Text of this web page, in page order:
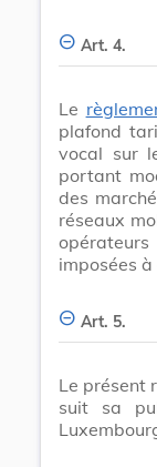
Art. 4.
Le
plafond
vocal sur
portant
des
réseaux
imposées
Art. 5.
Le présent
suit sa